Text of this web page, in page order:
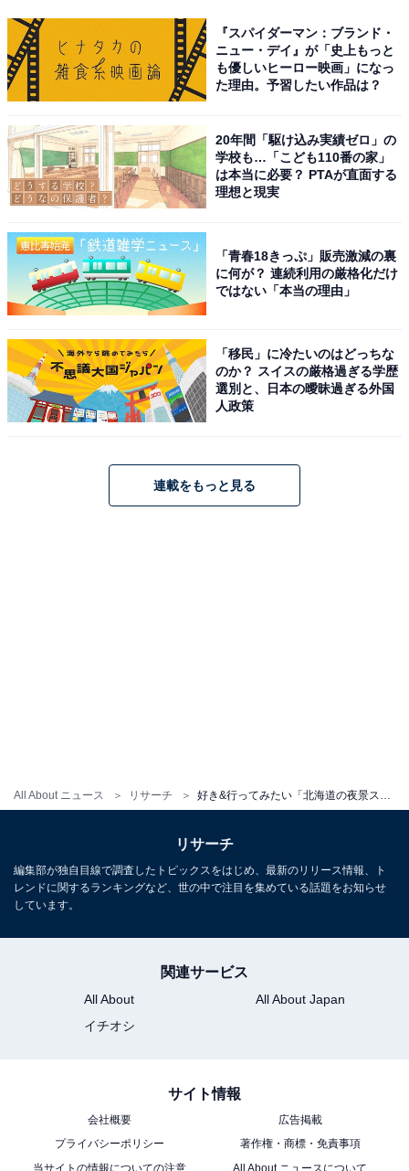
All About ニュース リサーチ 好き&行ってみたい「北海道の夜景スポット」ランキング！ 2位「五稜郭タワー」、1位は？ 【2025年調査】
『スパイダーマン：ブランド・
ニュー・デイ』が「史上もっと
も優しいヒーロー映画」になっ
た理由。予習したい作品は？
20年間「駆け込み実績ゼロ」の
学校も…「こども110番の家」
は本当に必要？ PTAが直面する
理想と現実
「青春18きっぷ」販売激減の裏
に何が？ 連続利用の厳格化だけ
ではない「本当の理由」
「移民」に冷たいのはどっちな
のか？ スイスの厳格過ぎる学歴
選別と、日本の曖昧過ぎる外国
人政策
連載をもっと見る
リサーチ
編集部が独自目線で調査したトピックスをはじめ、最新のリリース情報、ト
レンドに関するランキングなど、世の中で注目を集めている話題をお知らせ
しています。
関連サービス
All About
All About Japan
イチオシ
サイト情報
会社概要
広告掲載
プライバシーポリシー
著作権・商標・免責事項
当サイトの情報についての注意
All About ニュースについて